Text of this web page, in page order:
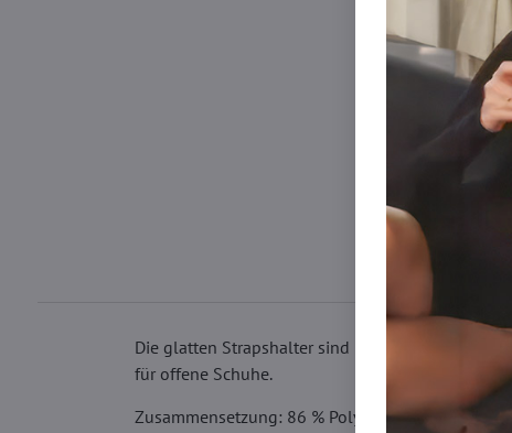
Die glatten Strapshalter sind mit Flechttechnik
für offene Schuhe.
Zusammensetzung: 86 % Polyamid, 14 %